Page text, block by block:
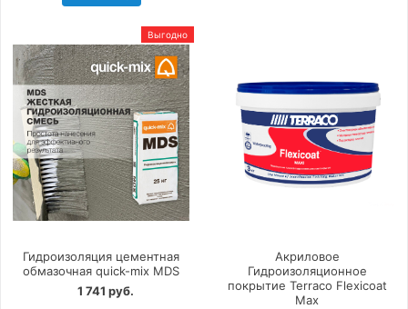
Выгодно
Гидроизоляция цементная
обмазочная quick-mix MDS
1 741 руб.
Акриловое
Гидроизоляционное
покрытие Terraco Flexicoat
Max